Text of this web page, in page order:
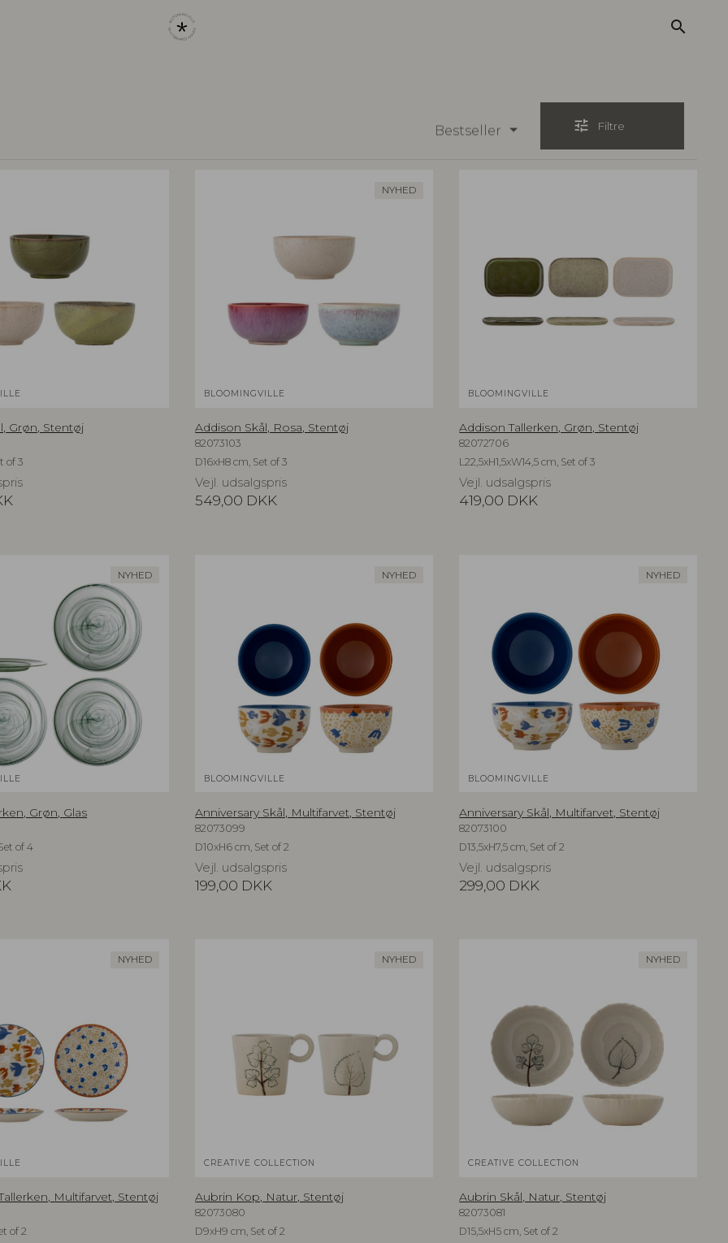
search
Bestseller tune Filtre
Grøn, Stentøj
of 3
NYHED
BLOOMINGVILLE
Addison Skål, Rosa, Stentøj
82073103
D16xH8 cm, Set of 3
Vejl. udsalgspris
549,00 DKK
BLOOMINGVILLE
Addison Tallerken, Grøn, Stentøj
82072706
L22,5xH1,5xW14,5 cm, Set of 3
Vejl. udsalgspris
419,00 DKK
NYHED
Grøn, Glas
of 4
NYHED
BLOOMINGVILLE
Anniversary Skål, Multifarvet, Stentøj
82073099
D10xH6 cm, Set of 2
Vejl. udsalgspris
199,00 DKK
NYHED
BLOOMINGVILLE
Anniversary Skål, Multifarvet, Stentøj
82073100
D13,5xH7,5 cm, Set of 2
Vejl. udsalgspris
299,00 DKK
NYHED
Multifarvet, Stentøj
of 2
NYHED
CREATIVE COLLECTION
Aubrin Kop, Natur, Stentøj
82073080
D9xH9 cm, Set of 2
NYHED
CREATIVE COLLECTION
Aubrin Skål, Natur, Stentøj
82073081
D15,5xH5 cm, Set of 2